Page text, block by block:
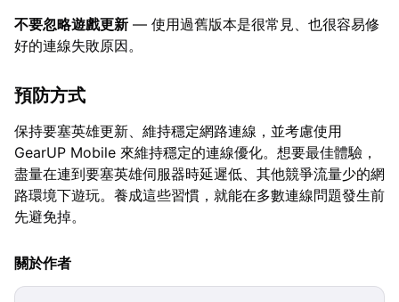
不要忽略遊戲更新 — 使用過舊版本是很常見、也很容易修
好的連線失敗原因。
預防方式
保持要塞英雄更新、維持穩定網路連線，並考慮使用
GearUP Mobile 來維持穩定的連線優化。想要最佳體驗，
盡量在連到要塞英雄伺服器時延遲低、其他競爭流量少的網
路環境下遊玩。養成這些習慣，就能在多數連線問題發生前
先避免掉。
關於作者